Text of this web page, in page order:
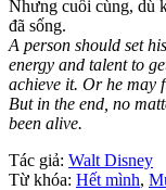
Nhưng cuối cùng, dù
đã sống.
A person should set
energy and talent to
achieve it. Or he may
But in the end, no
been alive.
Tác giả: Walt Disney
Từ khóa: Hết mình,